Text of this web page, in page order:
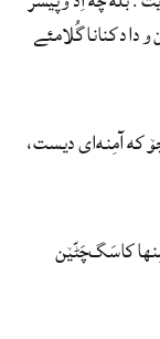
کنانا گُلامئے
که آمِنه‌ای دیست،
کاسَگ‌چَٹّێن